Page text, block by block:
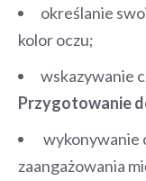
określanie
kolor oczu;
wskazywanie
Przygotowanie
wykonywanie
zaangażowania